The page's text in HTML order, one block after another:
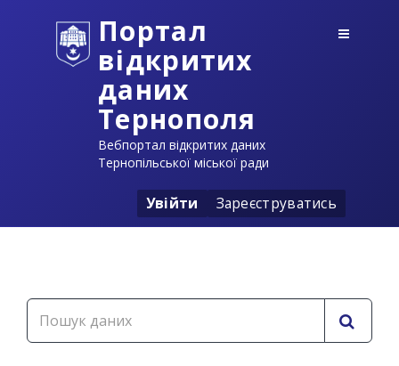
Портал
відкритих
даних
Тернополя
Вебпортал відкритих даних
Тернопільської міської ради
Увійти Зареєструватись